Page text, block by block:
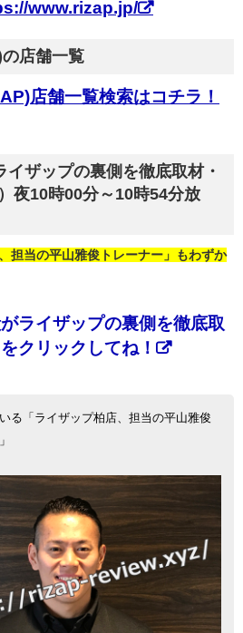
www.rizap.jp/
店舗一覧
店舗一覧検索はコチラ！
イザップの裏側を徹底取材・
夜10時00分～10時54分放
担当の平山雅俊トレーナー」もわずか
ライザップの裏側を徹底取
クリックしてね！
る「ライザップ柏店、担当の平山雅俊